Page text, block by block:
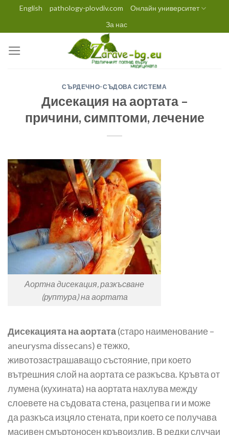
content
English pathology-plovdiv.com
Онлайн университет
За нас
СЪРДЕЧНО-СЪДОВА СИСТЕМА
Дисекация на аортата –
причини, симптоми, лечение
Аортна дисекация, разкъсване
(руптура) на аортата
Дисекацията на аортата(старо наименование –
aneurysma dissecans) е тежко,
животозастрашаващо състояние, при което
вътрешния слой на аортата се разкъсва. Кръвта от
лумена (кухината) на аортата нахлува между
слоевете на съдовата стена, разцепва ги и може
да разкъса изцяло стената, при което се получава
масивен смъртоносен кръвоизлив. В редки случаи